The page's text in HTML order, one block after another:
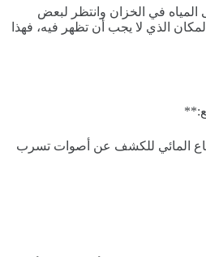
في الخزان وانتظر لبعض
الذي لا يجب أن تظهر فيه، فهذا
المائي للكشف عن أصوات تسرب